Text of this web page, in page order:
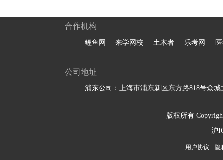
合作机构
鲤鱼网 来学网校 土木者 乐考网
公司地址
浦东公司：上海市浦东新区东方路818号众城
版权所有
沪
用户协议 隐